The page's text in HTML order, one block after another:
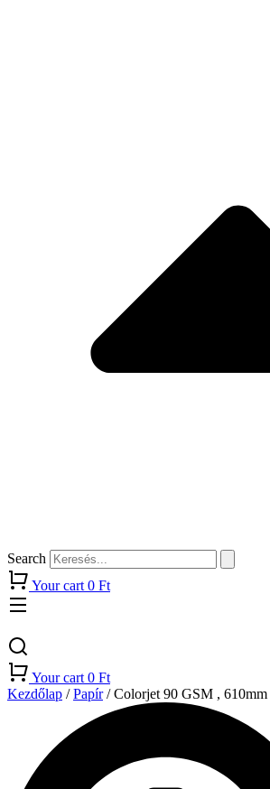
Search
Your cart 0 Ft
Your cart 0 Ft
Kezdőlap /Papír/ Colorjet 90 GSM , 610mm